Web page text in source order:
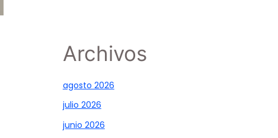
Archivos
agosto 2026
julio 2026
junio 2026